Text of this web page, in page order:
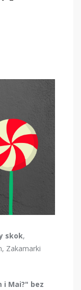
skok,
Zakamarki
i Mai?" bez